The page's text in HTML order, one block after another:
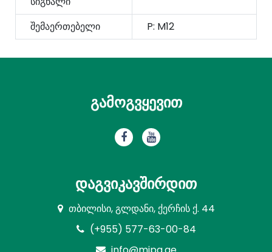
შემაერთებელი P: M12
გამოგვყევით
დაგვიკავშირდით
თბილისი, გლდანი, ქერჩის ქ. 44
(+955) 577-63-00-84